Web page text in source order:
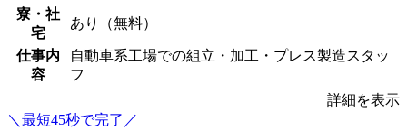
寮・社
宅
あり（無料）
仕事内
容
自動車系工場での組立・加工・プレス製造スタッ
フ
詳細を表示
＼最短45秒で完了／